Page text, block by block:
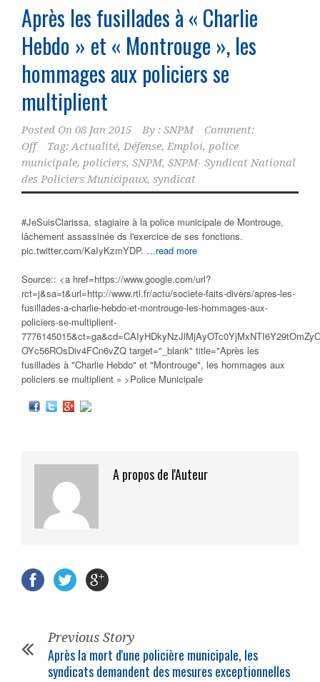
Après les fusillades à « Charlie
Hebdo » et « Montrouge », les
hommages aux policiersse
multiplient
Posted On 08 Jan 2015 By : SNPM
Comment:
Off
Tag:Actualité, Défense, Emploi, police
municipale, policiers, SNPM, SNPM- Syndicat National
des Policiers Municipaux, syndicat
#JeSuisClarissa, stagiaire à la police municipale de Montrouge,
lâchement assassinée ds l'exercice de ses fonctions.
pic.twitter.com/KaIyKzmYDP. …read more
Source:: <a href=https://www.google.com/url?
rct=j&sa=t&url=http://www.rtl.fr/actu/societe-faits-divers/apres-les-
fusillades-a-charlie-hebdo-et-montrouge-les-hommages-aux-
policiers-se-multiplient-
OYc56ROsDiv4FCn6vZQ target="_blank" title="Après les
fusillades à "Charlie Hebdo" et "Montrouge", les hommages aux
policiers se multiplient » >Police Municipale
A propos de l'Auteur
Previous Story
Après la mort d'une policière municipale, les
syndicats demandent des mesures exceptionnelles